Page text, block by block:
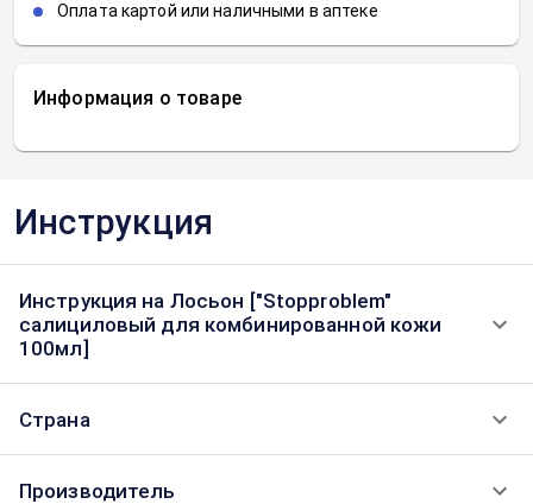
Информация о товаре
Оплата картой или наличными в аптеке
Инструкция
Инструкция на Лосьон ["Stopproblem"
салициловый для комбинированной кожи
100мл]
Страна
Производитель